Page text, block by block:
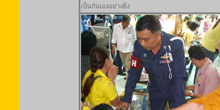
เป็นกันเองอย่างยิ่ง